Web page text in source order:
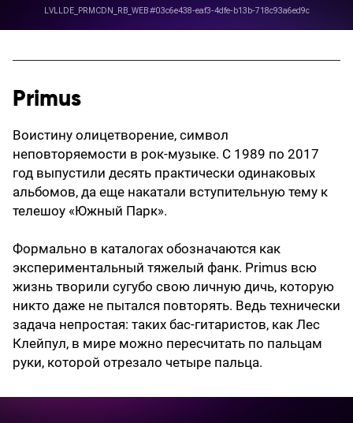
Primus
Воистину олицетворение, символ
неповторяемости в рок-музыке. С 1989 по 2017
год выпустили десять практически одинаковых
альбомов, да еще накатали вступительную тему к
телешоу «Южный Парк».
Формально в каталогах обозначаются как
экспериментальный тяжелый фанк. Primus всю
жизнь творили сугубо свою личную дичь, которую
никто даже не пытался повторять. Ведь технически
задача непростая: таких бас-гитаристов, как Лес
Клейпул, в мире можно пересчитать по пальцам
руки, которой отрезало четыре пальца.